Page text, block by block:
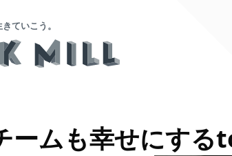
ていこう。
ームも幸せにす